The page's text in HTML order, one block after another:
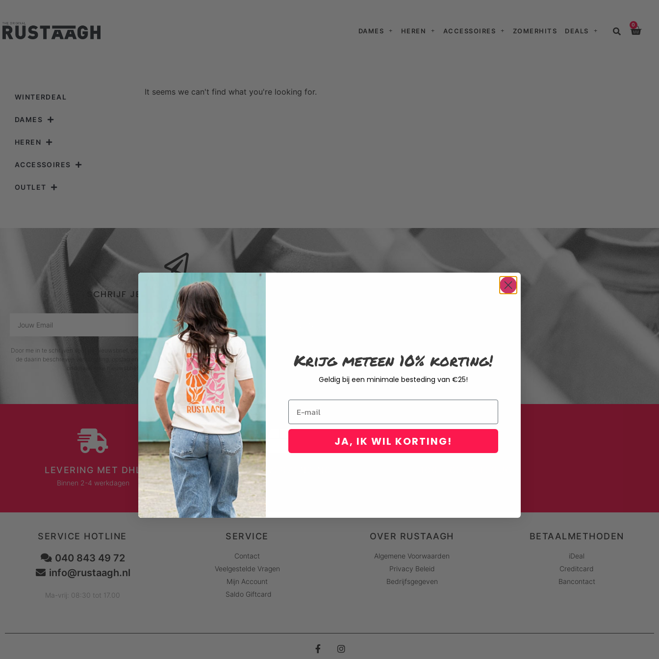
DAMES HEREN ACCESSOIRES ZOMERHITS DEALS
0
WINTERDEAL
DAMES
HEREN
ACCESSOIRES
OUTLET
It seems we can't find what you're looking for.
SCHRIJF JE IN VOOR DE NIEUWSBRIEF
Door me in te schrijven voor de nieuwsbrief, ga ik akkoord met het privacybeleid van Rustaagh en geef ik toestemming voor
de daarin beschreven verzameling, opslag en verwerking van gegevens. Afmelden is op elk moment mogelijk via de link
onderaan elke nieuwsbrief of door contact op te nemen met onze klantenservice.
LEVERING MET DHL
Binnen 2-4 werkdagen
GRATIS VERZENDING
Vanaf €60 binnen NL & BE
SERVICE HOTLINE
040 843 49 72
info@rustaagh.nl
Ma-vrij: 08:30 tot 17.00
SERVICE
Contact
Veelgestelde Vragen
Mijn Account
Saldo Giftcard
OVER RUSTAAGH
Algemene Voorwaarden
Privacy Beleid
Bedrijfsgegeven
BETAALMETHODEN
iDeal
Creditcard
Bancontact
Krijg meteen 10% korting!
Geldig bij een minimale besteding van €25!
Email
JA, IK WIL KORTING!